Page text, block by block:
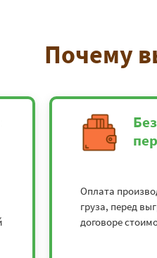
Почему
Оплата
груза, перед
договоре